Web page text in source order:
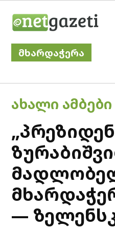
მხარდაჭერა
POSTED
IN
ᲐᲮᲐᲚᲘ ᲐᲛᲑᲔᲑᲘ
—